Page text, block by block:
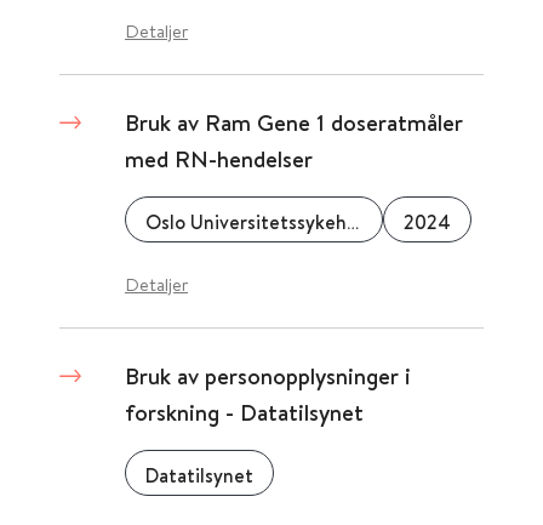
Detaljer
Bruk av Ram Gene 1 doseratmåler
med RN-hendelser
Oslo Universitetssykehus 2024
Detaljer
Bruk av personopplysninger i
forskning - Datatilsynet
Datatilsynet